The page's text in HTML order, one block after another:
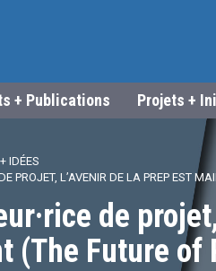
+ Publications Projets +
IDÉES
PROJET, L’AVENIR DE LA PREP EST
de
(The Future of